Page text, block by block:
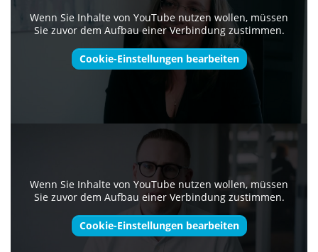
Wenn Sie Inhalte von YouTube nutzen wollen, müssen
Sie zuvor dem Aufbau einer Verbindung zustimmen.
Cookie-Einstellungen bearbeiten
Wenn Sie Inhalte von YouTube nutzen wollen, müssen
Sie zuvor dem Aufbau einer Verbindung zustimmen.
Cookie-Einstellungen bearbeiten